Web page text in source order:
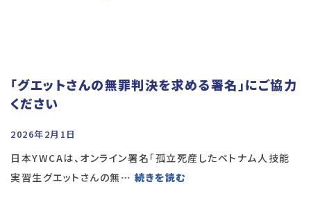
「グエットさんの無罪判決を求める署名」にご協力
ください
2026年2月1日
日本YWCAは、オンライン署名「孤立死産したベトナム人技能
実習生グエットさんの無 … 続きを読む